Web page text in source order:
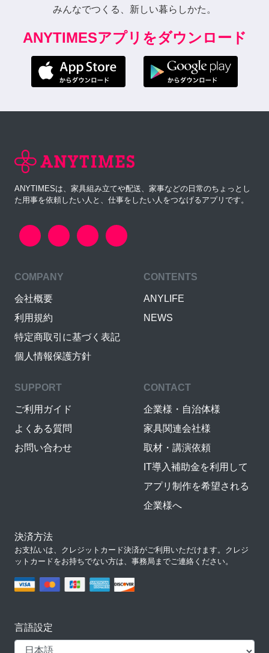
みんなでつくる、新しい暮らしかた。
ANYTIMESアプリをダウンロード
ANYTIMESは、家具組み立てや配送、家事などの日常のちょっとし
た用事を依頼したい人と、仕事をしたい人をつなげるアプリです。
COMPANY
会社概要
利用規約
特定商取引に基づく表記
個人情報保護方針
CONTENTS
ANYLIFE
NEWS
SUPPORT
ご利用ガイド
よくある質問
お問い合わせ
CONTACT
企業様・自治体様
家具関連会社様
取材・講演依頼
IT導入補助金を利用して
アプリ制作を希望される
企業様へ
決済方法
お支払いは、クレジットカード決済がご利用いただけます。クレジ
ットカードをお持ちでない方は、事務局までご連絡ください。
言語設定